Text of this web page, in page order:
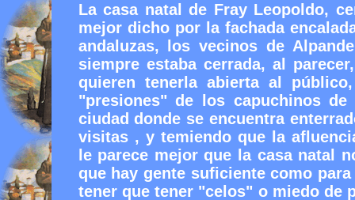
La casa natal de Fray Leopoldo,
mejor dicho por la fachada
andaluzas, los vecinos de
siempre estaba cerrada, al
quieren tenerla abierta al
"presiones" de los capuchinos
ciudad donde se encuentra
visitas , y temiendo que la
le parece mejor que la casa natal
que hay gente suficiente como
tener que tener "celos" o miedo de